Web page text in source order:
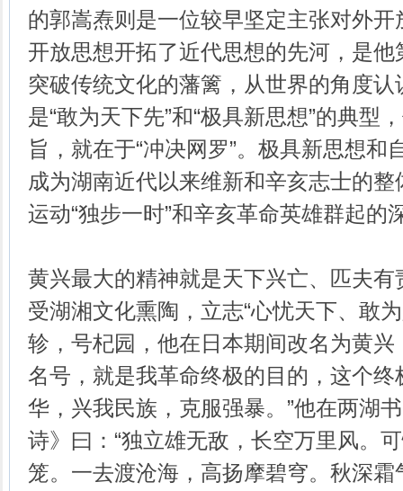
的郭嵩焘则是一位较早坚定主张对外
开放思想开拓了近代思想的先河，是
突破传统文化的藩篱，从世界的角度
是“敢为天下先”和“极具新思想”的典型
旨，就在于“冲决网罗”。极具新思想和
成为湖南近代以来维新和辛亥志士的
运动“独步一时”和辛亥革命英雄群起的
黄兴最大的精神就是天下兴亡、匹夫
受湖湘文化熏陶，立志“心忧天下、敢
轸，号杞园，他在日本期间改名为黄兴
名号，就是我革命终极的目的，这个
华，兴我民族，克服强暴。”他在两湖
诗》曰：“独立雄无敌，长空万里风。
笼。一去渡沧海，高扬摩碧穹。秋深霜